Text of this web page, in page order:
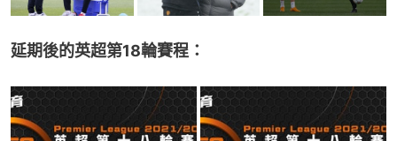
延期後的英超第18輪賽程：